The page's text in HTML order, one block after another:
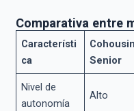
Comparativa entre
Característi
ca
Senior
Nivel de
autonomía
Alto